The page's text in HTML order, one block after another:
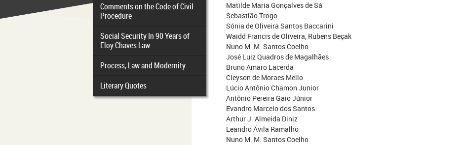
Comments on the Code of Civil
Procedure
Social Security In 90 Years of
Eloy Chaves Law
Process, Law and Modernity
Literary Quotes
Matilde Maria Gonçalves de Sá
Sebastião Trogo
Sónia de Oliveira Santos Baccarini
Waidd Francis de Oliveira, Rubens Beçak
Nuno M. M. Santos Coelho
José Luiz Quadros de Magalhães
Bruno Amaro Lacerda
Cleyson de Moraes Mello
Lúcio Antônio Chamon Junior
Antônio Pereira Gaio Júnior
Evandro Marcelo dos Santos
Arthur J. Almeida Diniz
Leandro Ávila Ramalho
Nuno M. M. Santos Coelho